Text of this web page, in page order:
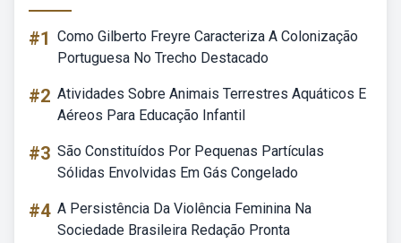
#1 Como Gilberto Freyre Caracteriza A Colonização
Portuguesa No Trecho Destacado
#2 Atividades Sobre Animais Terrestres Aquáticos E
Aéreos Para Educação Infantil
#3 São Constituídos Por Pequenas Partículas
Sólidas Envolvidas Em Gás Congelado
#4 A Persistência Da Violência Feminina Na
Sociedade Brasileira Redação Pronta